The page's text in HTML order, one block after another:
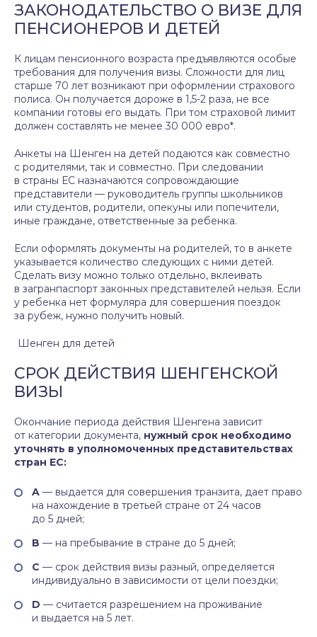
ЗАКОНОДАТЕЛЬСТВО О ВИЗЕ ДЛЯ
ПЕНСИОНЕРОВ И ДЕТЕЙ
К лицам пенсионного возраста предъявляются особые
требования для получения визы. Сложности для лиц
старше 70 лет возникают при оформлении страхового
полиса. Он получается дороже в 1,5-2 раза, не все
компании готовы его выдать. При том страховой лимит
должен составлять не менее 30 000 евро*.
Анкеты на Шенген на детей подаются как совместно
с родителями, так и совместно. При следовании
в страны ЕС назначаются сопровождающие
представители — руководитель группы школьников
или студентов, родители, опекуны или попечители,
иные граждане, ответственные за ребенка.
Если оформлять документы на родителей, то в анкете
указывается количество следующих с ними детей.
Сделать визу можно только отдельно, вклеивать
в загранпаспорт законных представителей нельзя. Если
у ребенка нет формуляра для совершения поездок
за рубеж, нужно получить новый.
Шенген для детей
СРОК ДЕЙСТВИЯ ШЕНГЕНСКОЙ
ВИЗЫ
Окончание периода действия Шенгена зависит
от категории документа, нужный срок необходимо
уточнять в уполномоченных представительствах
стран ЕС:
A — выдается для совершения транзита, дает право
на нахождение в третьей стране от 24 часов
до 5 дней;
B — на пребывание в стране до 5 дней;
C — срок действия визы разный, определяется
индивидуально в зависимости от цели поездки;
D — считается разрешением на проживание
и выдается на 5 лет.